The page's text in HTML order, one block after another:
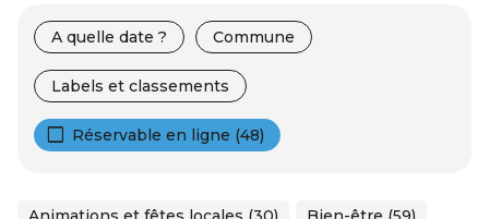
A quelle date ? Commune
Labels et classements
Réservable en ligne (48)